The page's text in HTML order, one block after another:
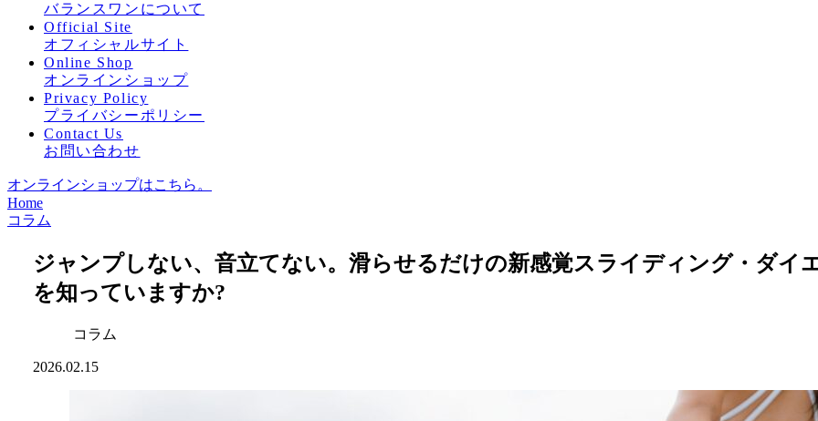
バランスワンについて
Official Site
オフィシャルサイト
Online Shop
オンラインショップ
Privacy Policy
プライバシーポリシー
Contact Us
お問い合わせ
オンラインショップはこちら。
Home
コラム
ジャンプしない、音立てない。滑らせるだけの新感覚スライディング・ダイ
を知っていますか?
コラム
2026.02.15